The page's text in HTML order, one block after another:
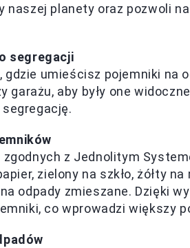
naszej planety oraz pozwoli
segregacji
umieścisz pojemniki na
garażu, aby były one
z Jednolitym
zielony na szkło, żółty
odpady zmieszane. Dzięki
co wprowadzi większy